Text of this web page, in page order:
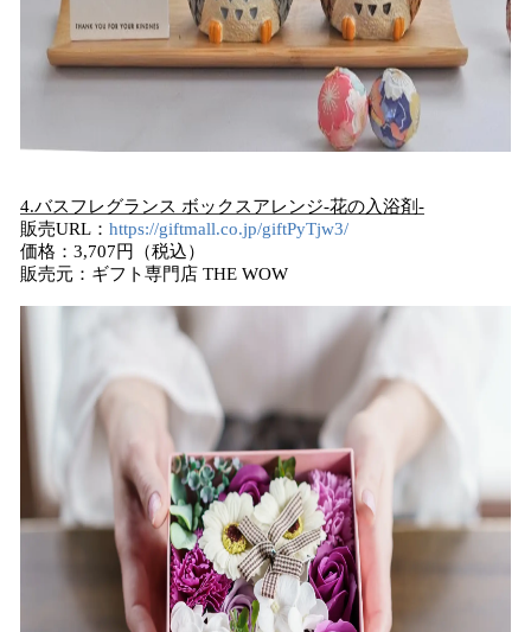
4.バスフレグランス ボックスアレンジ-花の入浴剤-
販売URL： https://giftmall.co.jp/giftPyTjw3/
価格：3,707円（税込）
販売元：ギフト専門店 THE WOW